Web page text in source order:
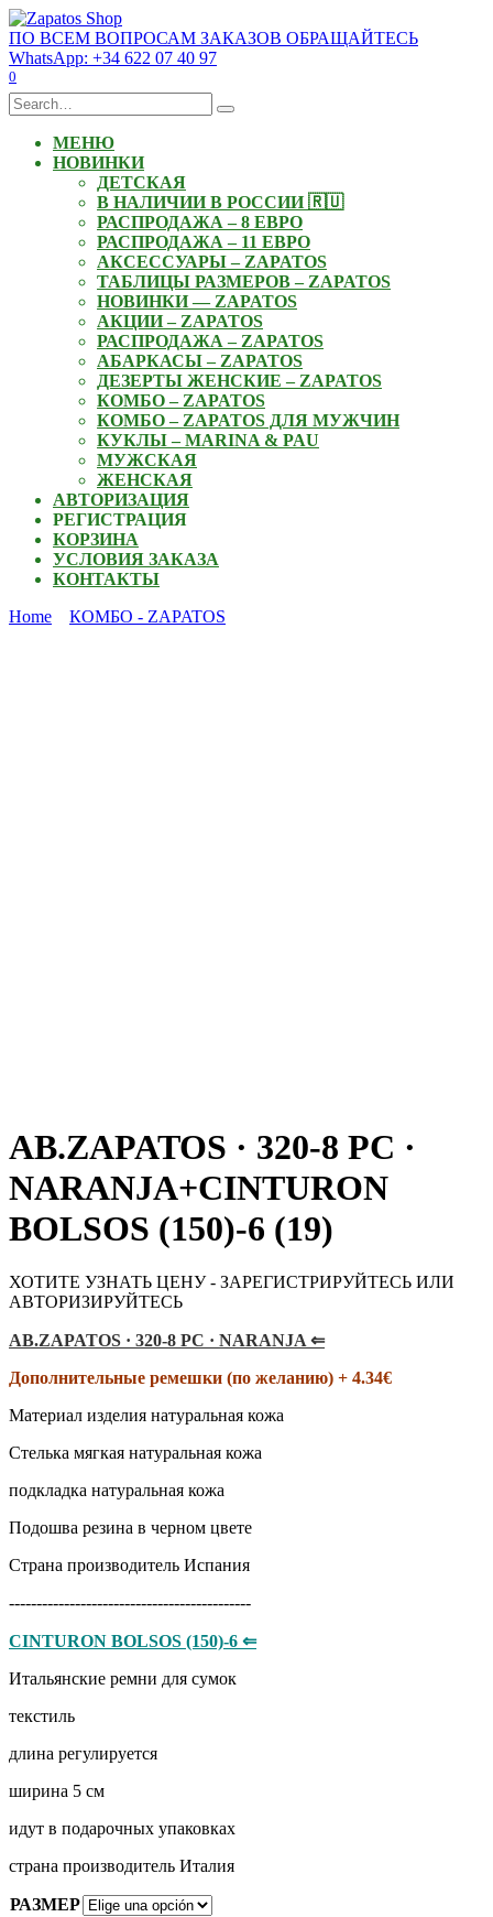
Skip
to
content
ПО ВСЕМ ВОПРОСАМ ЗАКАЗОВ ОБРАЩАЙТЕСЬ
WhatsApp: +34 622 07 40 97
0
Search
for:
МЕНЮ
НОВИНКИ
ДЕТСКАЯ
В НАЛИЧИИ В РОССИИ 🇷🇺
РАСПРОДАЖА – 8 ЕВРО
РАСПРОДАЖА – 11 ЕВРО
АКСЕССУАРЫ – ZAPATOS
ТАБЛИЦЫ РАЗМЕРОВ – ZAPATOS
НОВИНКИ — ZAPATOS
АКЦИИ – ZAPATOS
РАСПРОДАЖА – ZAPATOS
АБАРКАСЫ – ZAPATOS
ДЕЗЕРТЫ ЖЕНСКИЕ – ZAPATOS
КОМБО – ZAPATOS
КОМБО – ZAPATOS ДЛЯ МУЖЧИН
КУКЛЫ – MARINA & PAU
МУЖСКАЯ
ЖЕНСКАЯ
АВТОРИЗАЦИЯ
РЕГИСТРАЦИЯ
КОРЗИНА
УСЛОВИЯ ЗАКАЗА
КОНТАКТЫ
Home
КОМБО - ZAPATOS
AB.ZAPATOS · 320-8 PC ·
NARANJA+CINTURON
BOLSOS (150)-6 (19)
ХОТИТЕ УЗНАТЬ ЦЕНУ - ЗАРЕГИСТРИРУЙТЕСЬ ИЛИ
АВТОРИЗИРУЙТЕСЬ
AB.ZAPATOS · 320-8 PC · NARANJA ⇐
Дополнительные ремешки (по желанию) + 4.34€
Материал изделия натуральная кожа
Стелька мягкая натуральная кожа
подкладка натуральная кожа
Подошва резина в черном цвете
Страна производитель Испания
--------------------------------------------
CINTURON BOLSOS (150)-6 ⇐
Итальянские ремни для сумок
​​​​​текстиль
длина регулируется
ширина 5 см
идут в подарочных упаковках
страна производитель Италия
РАЗМЕР